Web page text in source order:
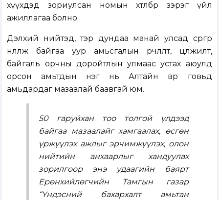
хүүхдэд зориулсан номын хөтөлбөр зэрэг үйл
ажиллагаа болно.
Дэлхий нийтэд, тэр дундаа манай улсад сөргөөр
нөлөөлж байгаа уур амьсгалын өөрчлөлт, цөлжилт,
байгаль орчны доройтлын улмаас устах аюулд
орсон амьтдын нэг нь Алтайн өвөр говьд
амьдардаг мазаалай баавгай юм.
50 гаруйхан тоо толгой үлдээд
байгаа мазаалайг хамгаалах, өсгөн
үржүүлэх ажлыг эрчимжүүлэх, олон
нийтийн анхаарлыг хандуулах
зорилгоор энэ удаагийн баярт
Ерөнхийлөгчийн Тамгын газар
“Үндэсний бахархалт амьтан